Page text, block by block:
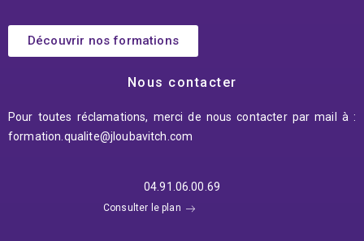
Découvrir nos formations
Nous contacter
Pour toutes réclamations, merci de nous contacter par mail à :
formation.qualite@jloubavitch.com
04.91.06.00.69
Consulter le plan